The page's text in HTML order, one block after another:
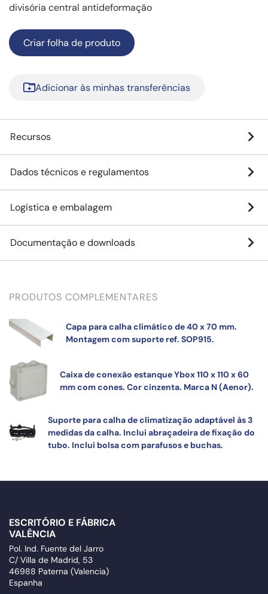
divisória central antideformação
Criar folha de produto
Adicionar às minhas transferências
Recursos
Dados técnicos e regulamentos
Logística e embalagem
Documentação e downloads
PRODUTOS COMPLEMENTARES
Capa para calha climático de 40 x 70 mm.
Montagem com suporte ref. SOP915.
Caixa de conexão estanque Ybox 110 x 110 x 60
mm com cones. Cor cinzenta. Marca N (Aenor).
Suporte para calha de climatização adaptável às 3
medidas da calha. Inclui abraçadeira de fixação do
tubo. Inclui bolsa com parafusos e buchas.
ESCRITÓRIO E FÁBRICA
VALÊNCIA
Pol. Ind. Fuente del Jarro
C/ Villa de Madrid, 53
46988 Paterna (Valencia)
Espanha